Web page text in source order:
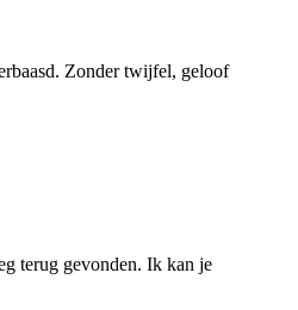
Zonder twijfel, geloof
terug gevonden. Ik kan je